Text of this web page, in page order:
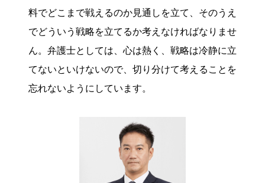
料でどこまで戦えるのか見通しを立て、そのうえ
でどういう戦略を立てるか考えなければなりませ
ん。弁護士としては、心は熱く、戦略は冷静に立
てないといけないので、切り分けて考えることを
忘れないようにしています。